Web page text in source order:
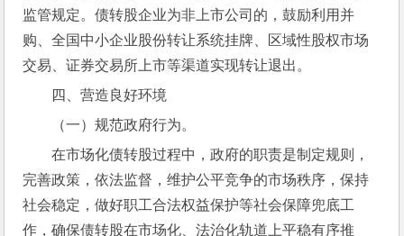
监管规定。债转股企业为非上市公司的，鼓励利用并
购、全国中小企业股份转让系统挂牌、区域性股权市场
交易、证券交易所上市等渠道实现转让退出。
四、营造良好环境
（一）规范政府行为。
在市场化债转股过程中，政府的职责是制定规则，
完善政策，依法监督，维护公平竞争的市场秩序，保持
社会稳定，做好职工合法权益保护等社会保障兜底工
作，确保债转股在市场化、法治化轨道上平稳有序推